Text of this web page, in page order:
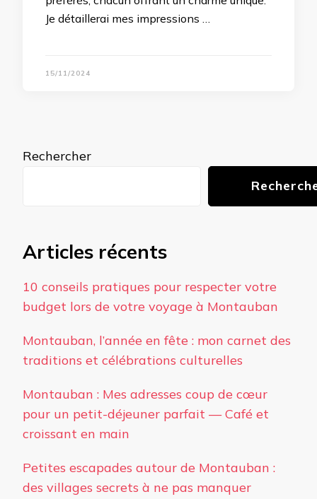
Je détaillerai mes impressions …
15/11/2024
Rechercher
Articles récents
10 conseils pratiques pour respecter votre
budget lors de votre voyage à Montauban
Montauban, l’année en fête : mon carnet des
traditions et célébrations culturelles
Montauban : Mes adresses coup de cœur
pour un petit-déjeuner parfait — Café et
croissant en main
Petites escapades autour de Montauban :
des villages secrets à ne pas manquer